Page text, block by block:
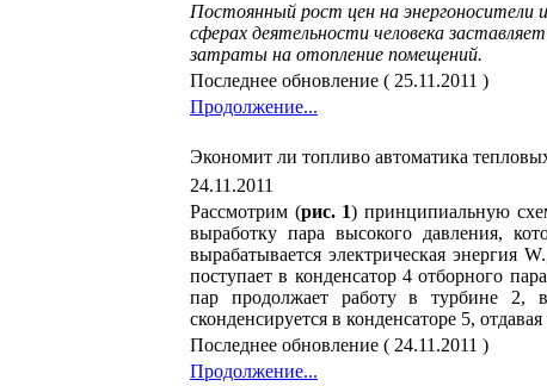
Постоянный рост цен на энергоносители
сферах деятельности человека
затраты на отопление помещений.
Последнее обновление ( 25.11.2011 )
Продолжение...
Экономит ли топливо автоматика
24.11.2011
Рассмотрим (рис. 1) принципиальную
выработку пара высокого давления,
вырабатывается электрическая энергия
поступает в конденсатор 4 отборного
пар продолжает работу в турбине 2,
сконденсируется в конденсаторе 5,
Последнее обновление ( 24.11.2011 )
Продолжение...